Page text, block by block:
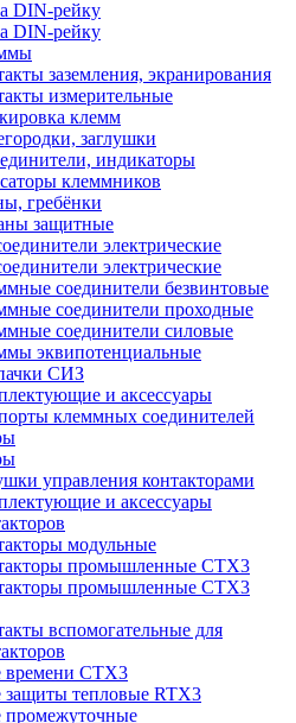
DIN-рейку
DIN-рейку
заземления, экранирования
измерительные
клемм
заглушки
индикаторы
клеммников
гребёнки
защитные
электрические
электрические
соединители безвинтовые
соединители проходные
соединители силовые
эквипотенциальные
СИЗ
и аксессуары
клеммных соединителей
управления контакторами
и аксессуары
модульные
промышленные CTX3
промышленные CTX3
вспомогательные для
времени CTX3
защиты тепловые RTX3
промежуточные